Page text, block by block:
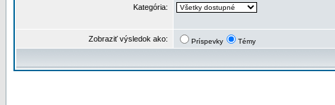
Kategória:
Zobraziť výsledok ako: Príspevky Témy